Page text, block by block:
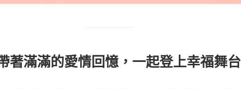
著滿滿的愛情回憶，一起登上幸福舞台